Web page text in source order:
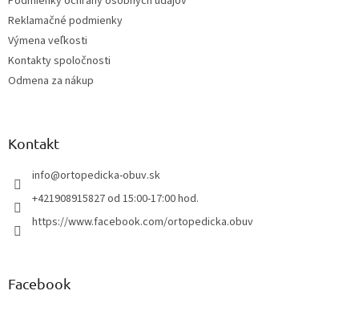
Reklamačné podmienky
Výmena veľkosti
Kontakty spoločnosti
Odmena za nákup
Kontakt
info@ortopedicka-obuv.sk
+421908915827 od 15:00-17:00 hod.
https://www.facebook.com/ortopedicka.obuv
Facebook